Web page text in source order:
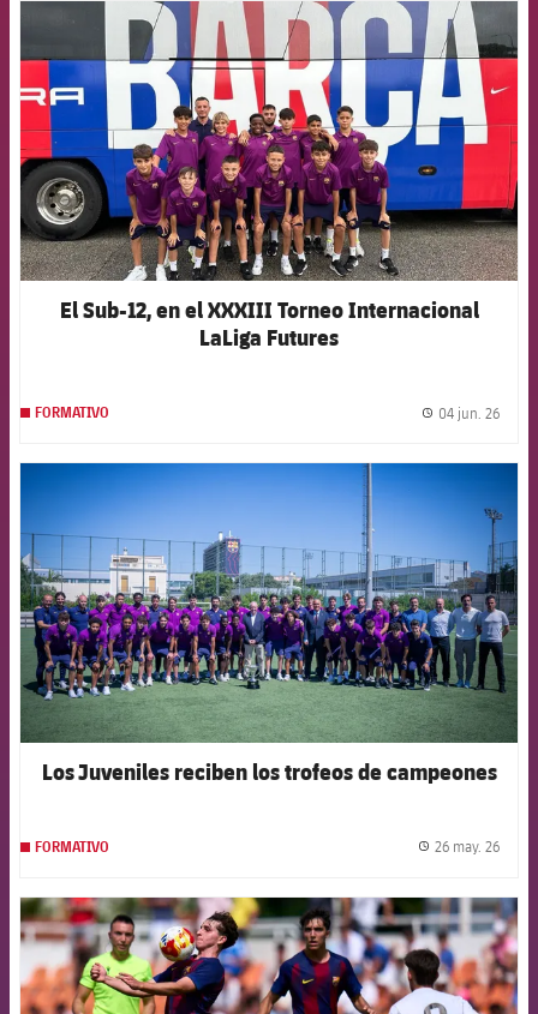
FCB Barcelona badge
El Sub-12, en el XXXIII Torneo Internacional
LaLiga Futures
FORMATIVO 04 jun. 26
FCB Barcelona badge
Los Juveniles reciben los trofeos de campeones
FORMATIVO 26 may. 26
FCB Barcelona badge